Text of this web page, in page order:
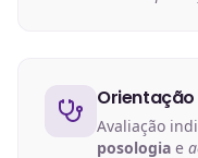
Avaliação
posologia e